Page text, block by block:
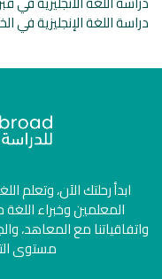
دراسة اللغة الإنجليزية في
ابدأ رحلتك الآن، وتعلم
المعلمين وخبراء
واتفاقياتنا مع المعاهد،
مستوى